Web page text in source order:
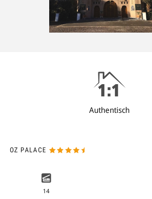
Authentisch
OZ PALACE
14